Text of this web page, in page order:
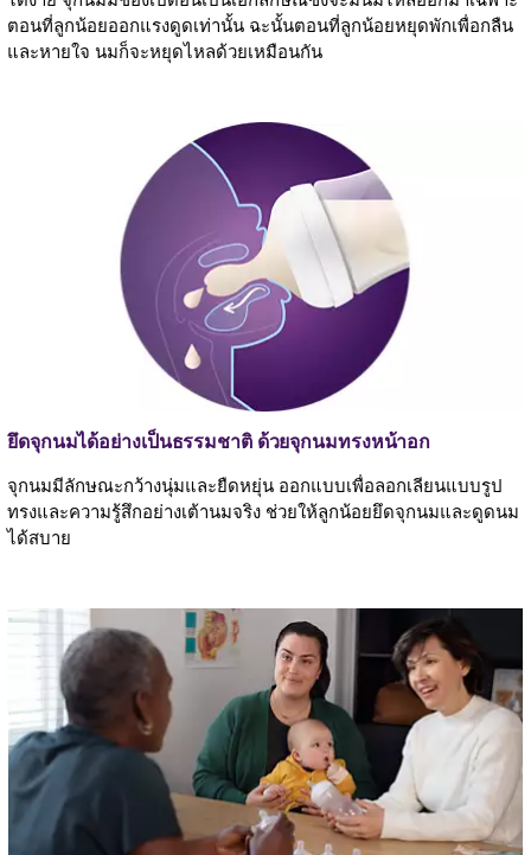
ตอนที่ลูกน้อยออกแรงดูดเท่านั้น ฉะนั้นตอนที่ลูกน้อยหยุดพักเพื่อกลืน
และหายใจ นมก็จะหยุดไหลด้วยเหมือนกัน
ยึดจุกนมได้อย่างเป็นธรรมชาติ ด้วยจุกนมทรงหน้าอก
จุกนมมีลักษณะกว้างนุ่มและยืดหยุ่น ออกแบบเพื่อลอกเลียนแบบรูป
ทรงและความรู้สึกอย่างเต้านมจริง ช่วยให้ลูกน้อยยึดจุกนมและดูดนม
ได้สบาย